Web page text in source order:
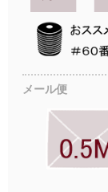
メール便